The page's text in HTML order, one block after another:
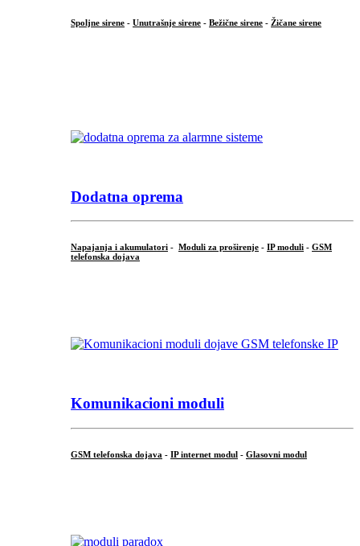
Spoljne sirene - Unutrašnje sirene - Bežične sirene - Žičane sirene
Dodatna oprema
Napajanja i akumulatori - Moduli za proširenje - IP moduli - GSM
telefonska dojava
Komunikacioni moduli
GSM telefonska dojava - IP internet modul - Glasovni modul